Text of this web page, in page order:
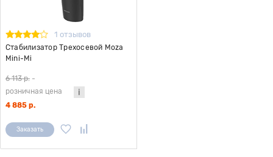
1 отзывов
Стабилизатор Трехосевой Moza
Mini-Mi
6 113 р. -
розничная цена
4 885 р.
Заказать